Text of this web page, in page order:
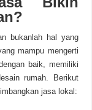
bukanlah hal yang
mampu mengerti
baik, memiliki
rumah. Berikut
jasa lokal: